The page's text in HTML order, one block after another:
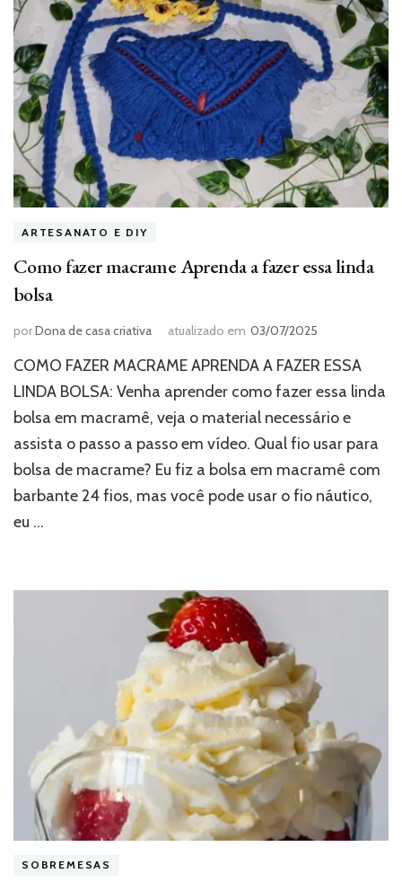
ARTESANATO E DIY
Como fazer macrame Aprenda a fazer essa linda
bolsa
porDona de casa criativa atualizado em 03/07/2025
COMO FAZER MACRAME APRENDA A FAZER ESSA
LINDA BOLSA: Venha aprender como fazer essa linda
bolsa em macramê, veja o material necessário e
assista o passo a passo em vídeo. Qual fio usar para
bolsa de macrame? Eu fiz a bolsa em macramê com
barbante 24 fios, mas você pode usar o fio náutico,
eu …
SOBREMESAS